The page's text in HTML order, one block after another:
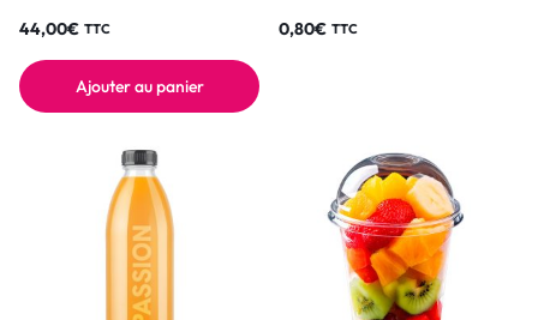
44,00€ TTC
Ajouter au panier
0,80€ TTC